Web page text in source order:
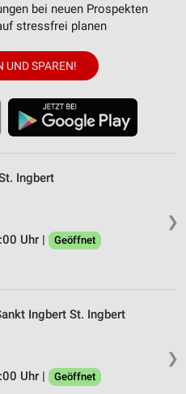
bei neuen Prospekten
stressfrei planen
UND SPAREN!
❯
Ingbert
Uhr |
Geöffnet
❯
Ingbert St. Ingbert
Uhr |
Geöffnet